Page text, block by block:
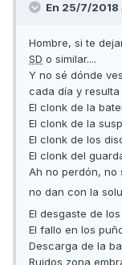
En 25/7/2018
Hombre, si te
SD o similar....
Y no sé dónde
cada día y
El clonk de la
El clonk de la
El clonk de los
El clonk del
Ah no perdón, no
no dan con la
El desgaste de
El fallo en los
Descarga de la
Ruidos zona